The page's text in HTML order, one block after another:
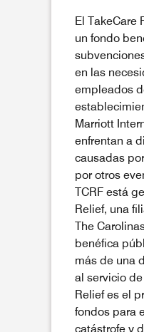
El TakeCare
un fondo
en las
empleados
Marriott
enfrentan a
causadas
por otros
TCRF está
Relief, una
The
benéfica
más de una
al servicio
Relief es el
fondos para
catástrofe y